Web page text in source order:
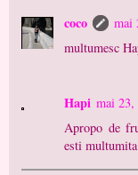
coco
mai
multumesc
Hapi mai 23,
Apropo de
esti